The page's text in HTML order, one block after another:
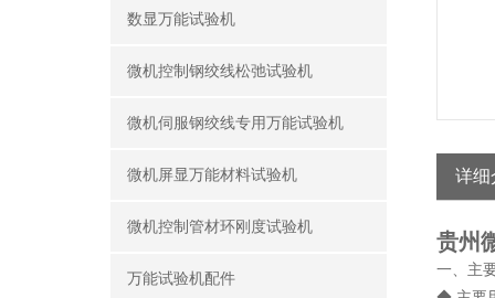
数显万能试验机
微机控制钢绞线松弛试验机
微机伺服钢绞线专用万能试验机
微机屏显万能材料试验机
微机控制管材环刚度试验机
万能试验机配件
详细
贵州
一、主